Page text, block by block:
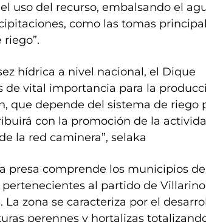
uso del recurso, embalsando el
como las tomas
hídrica a nivel nacional, el Dique
de vital importancia para la
que depende del sistema de riego
con la promoción de la
la red caminera”, selaka
presa comprende los municipios
al partido de
zona se caracteriza por el
perennes y hortalizas